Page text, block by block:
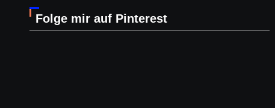
Folge mir auf Pinterest